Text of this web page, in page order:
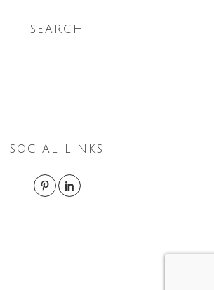
SEARCH
SOCIAL LINKS